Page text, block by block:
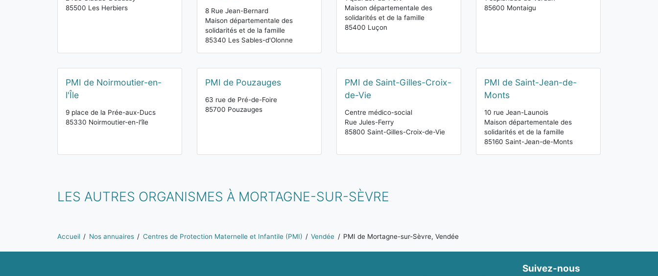
85500 Les Herbiers
8 Rue Jean-Bernard
Maison départementale des
solidarités et de la famille
85340 Les Sables-d'Olonne
Maison départementale des
solidarités et de la famille
85400 Luçon
85600 Montaigu
PMI de Noirmoutier-en-
l'Île
9 place de la Prée-aux-Ducs
85330 Noirmoutier-en-l'île
PMI de Pouzauges
63 rue de Pré-de-Foire
85700 Pouzauges
PMI de Saint-Gilles-Croix-
de-Vie
Centre médico-social
Rue Jules-Ferry
85800 Saint-Gilles-Croix-de-Vie
PMI de Saint-Jean-de-
Monts
10 rue Jean-Launois
Maison départementale des
solidarités et de la famille
85160 Saint-Jean-de-Monts
LES AUTRES ORGANISMES À MORTAGNE-SUR-SÈVRE
Vous êtes ici:
Accueil Nos annuaires Centres de Protection Maternelle et Infantile (PMI) Vendée PMI de Mortagne-sur-Sèvre, Vendée
Suivez-nous